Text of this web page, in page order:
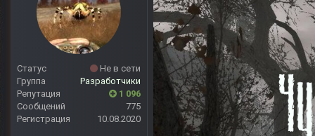
Статус
Не в сети
Группа
Разработчики
Репутация
1 096
Сообщений
775
Регистрация
10.08.2020